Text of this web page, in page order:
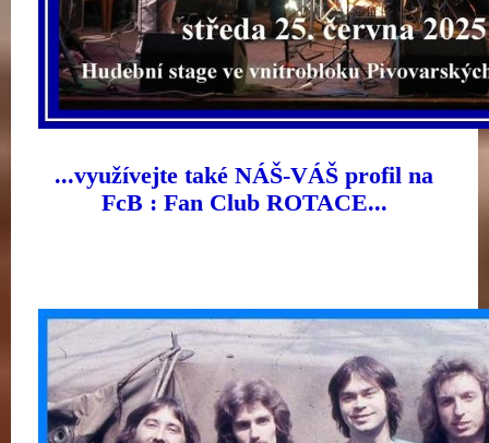
...využívejte také NÁŠ-VÁŠ profil na
FcB : Fan Club ROTACE...